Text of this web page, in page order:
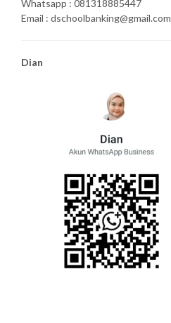
Whatsapp : 081318885447
Email : dschoolbanking@gmail.com
Dian